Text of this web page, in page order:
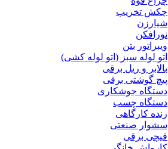
چکش تخریب
شیارزن
نورافکن
ویبراتور بتن
اتو لوله سبز (اتو لوله کشی)
بالابر و ریل برقی
پیچ گوشتی برقی
دستگاه جوشکاری
دستگاه چسب
رنده کارگاهی
سشوار صنعتی
قیچی برقی